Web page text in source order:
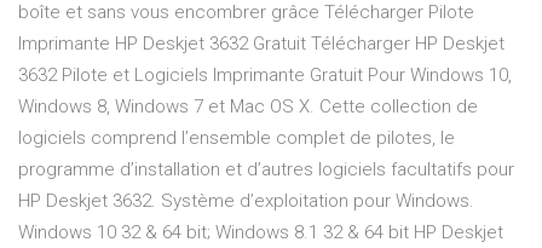
boîte et sans vous encombrer grâce Télécharger Pilote
Imprimante HP Deskjet 3632 Gratuit Télécharger HP Deskjet
3632 Pilote et Logiciels Imprimante Gratuit Pour Windows 10,
Windows 8, Windows 7 et Mac OS X. Cette collection de
logiciels comprend l’ensemble complet de pilotes, le
programme d’installation et d’autres logiciels facultatifs pour
HP Deskjet 3632. Système d’exploitation pour Windows.
Windows 10 32 & 64 bit; Windows 8.1 32 & 64 bit HP Deskjet